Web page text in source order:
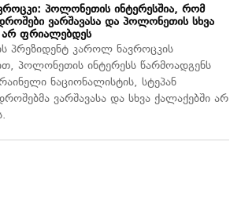
პოლონეთის ინტერესშია, რომ
ვარშავასა და პოლონეთის სხვა
არ ფრიალებდეს
პრეზიდენტ კაროლ ნავროცკის
პოლონეთის ინტერესს წარმოადგენს
ნაციონალისტის, სტეპან
ვარშავასა და სხვა ქალაქებში არ